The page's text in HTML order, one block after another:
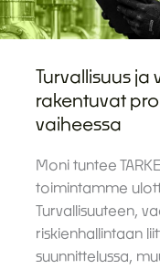
Turvallisuus
rakentuvat
vaiheessa
Moni tuntee
toimintamme
Turvallisuuteen,
riskienhallintaan
suunnittelussa,